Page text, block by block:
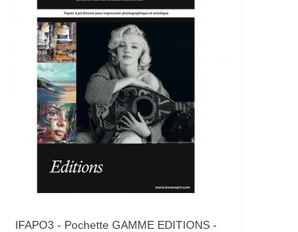
AIMER
IFAPO3 - Pochette GAMME EDITIONS -